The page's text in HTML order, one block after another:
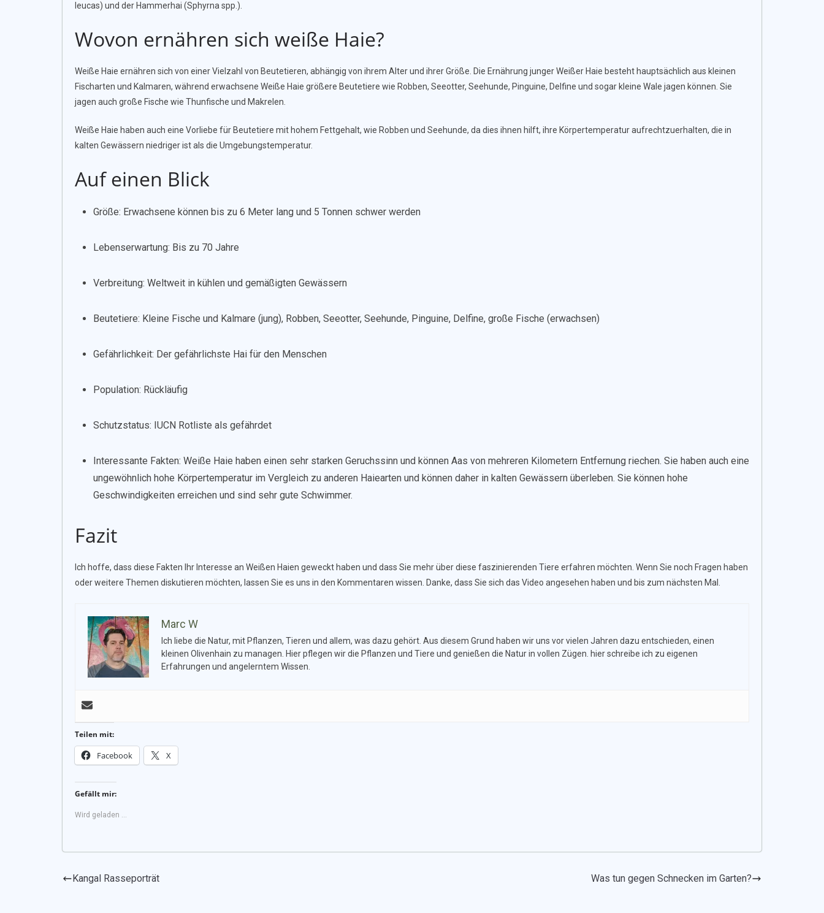
leucas) und der Hammerhai (Sphyrna spp.).
Wovon ernähren sich weiße Haie?
Weiße Haie ernähren sich von einer Vielzahl von Beutetieren, abhängig von ihrem Alter und ihrer Größe. Die Ernährung junger Weißer Haie besteht hauptsächlich aus kleinen
Fischarten und Kalmaren, während erwachsene Weiße Haie größere Beutetiere wie Robben, Seeotter, Seehunde, Pinguine, Delfine und sogar kleine Wale jagen können. Sie
jagen auch große Fische wie Thunfische und Makrelen.
Weiße Haie haben auch eine Vorliebe für Beutetiere mit hohem Fettgehalt, wie Robben und Seehunde, da dies ihnen hilft, ihre Körpertemperatur aufrechtzuerhalten, die in
kalten Gewässern niedriger ist als die Umgebungstemperatur.
Auf einen Blick
Größe: Erwachsene können bis zu 6 Meter lang und 5 Tonnen schwer werden
Lebenserwartung: Bis zu 70 Jahre
Verbreitung: Weltweit in kühlen und gemäßigten Gewässern
Beutetiere: Kleine Fische und Kalmare (jung), Robben, Seeotter, Seehunde, Pinguine, Delfine, große Fische (erwachsen)
Gefährlichkeit: Der gefährlichste Hai für den Menschen
Population: Rückläufig
Schutzstatus: IUCN Rotliste als gefährdet
Interessante Fakten: Weiße Haie haben einen sehr starken Geruchssinn und können Aas von mehreren Kilometern Entfernung riechen. Sie haben auch eine
ungewöhnlich hohe Körpertemperatur im Vergleich zu anderen Haiearten und können daher in kalten Gewässern überleben. Sie können hohe
Geschwindigkeiten erreichen und sind sehr gute Schwimmer.
Fazit
Ich hoffe, dass diese Fakten Ihr Interesse an Weißen Haien geweckt haben und dass Sie mehr über diese faszinierenden Tiere erfahren möchten. Wenn Sie noch Fragen haben
oder weitere Themen diskutieren möchten, lassen Sie es uns in den Kommentaren wissen. Danke, dass Sie sich das Video angesehen haben und bis zum nächsten Mal.
Marc W
Ich liebe die Natur, mit Pflanzen, Tieren und allem, was dazu gehört. Aus diesem Grund haben wir uns vor vielen Jahren dazu entschieden, einen
kleinen Olivenhain zu managen. Hier pflegen wir die Pflanzen und Tiere und genießen die Natur in vollen Zügen. hier schreibe ich zu eigenen
Erfahrungen und angelerntem Wissen.
Teilen mit:
Facebook X
Gefällt mir:
Wird geladen …
Kangal Rasseporträt Was tun gegen Schnecken im Garten?